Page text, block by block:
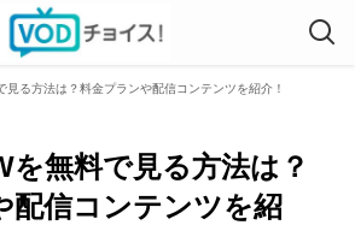
見る方法は？料金プランや配信コンテンツを紹介！
を無料で見る方法は？
配信コンテンツを紹